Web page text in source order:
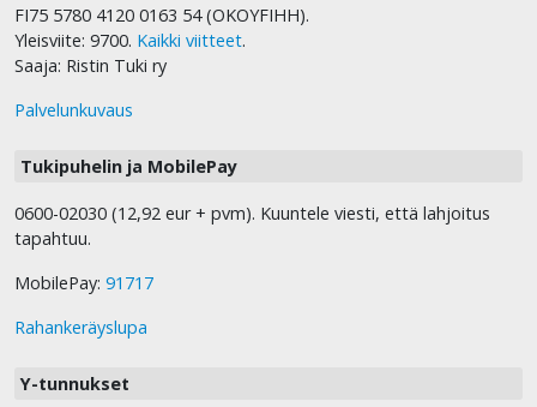
FI75 5780 4120 0163 54 (OKOYFIHH).
Yleisviite: 9700. Kaikki viitteet.
Saaja: Ristin Tuki ry
Palvelunkuvaus
Tukipuhelin ja MobilePay
0600-02030 (12,92 eur + pvm). Kuuntele viesti, että lahjoitus
tapahtuu.
MobilePay: 91717
Rahankeräyslupa
Y-tunnukset